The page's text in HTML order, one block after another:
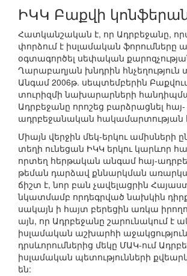
ԻԿԿ Բաքվի
Հատկանշական է, որ Ադրբեջանը,
փորձում է իսլամական ֆորումները
օգտագործել սեփական
Ղարաբաղյան խնդրին հնչեղություն
Անգամ 2006թ. սեպտեմբերին
տուրիզմի նախարարների
Ադրբեջանը որոշեց բարձրացնել հայ-
ադրբեջանական հակամարտության
Միայն վերջին մեկ-երկու ամիսների
տեղի ունեցան ԻԿԿ երկու կարևոր
որտեղ հերթական անգամ հայ-
թեման դարձավ քննարկման
ճիշտ է, նոր բան չավելացրին
նկատմամբ որդեգրված նախկին
սակայն ի հայտ բերեցին առկա
այն, որ Ադրբեջանը շարունակում է
իսլամական աշխարհի
դրսևորումներից մեկը ՄԱԿ-ում
իսլամական պետությունների
են: